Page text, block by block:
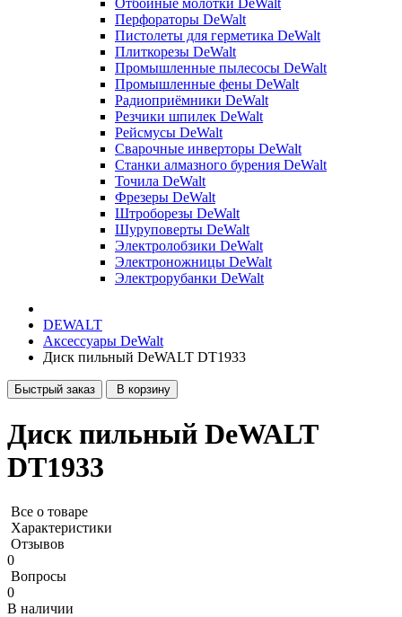
Отбойные молотки DeWalt
Перфораторы DeWalt
Пистолеты для герметика DeWalt
Плиткорезы DeWalt
Промышленные пылесосы DeWalt
Промышленные фены DeWalt
Радиоприёмники DeWalt
Резчики шпилек DeWalt
Рейсмусы DeWalt
Сварочные инверторы DeWalt
Станки алмазного бурения DeWalt
Точила DeWalt
Фрезеры DeWalt
Штроборезы DeWalt
Шуруповерты DeWalt
Электролобзики DeWalt
Электроножницы DeWalt
Электрорубанки DeWalt
DEWALT
Аксессуары DeWalt
Диск пильный DeWALT DT1933
Быстрый заказ В корзину
Диск пильный DeWALT
DT1933
Все о товаре
Характеристики
Отзывов
0
Вопросы
0
В наличии